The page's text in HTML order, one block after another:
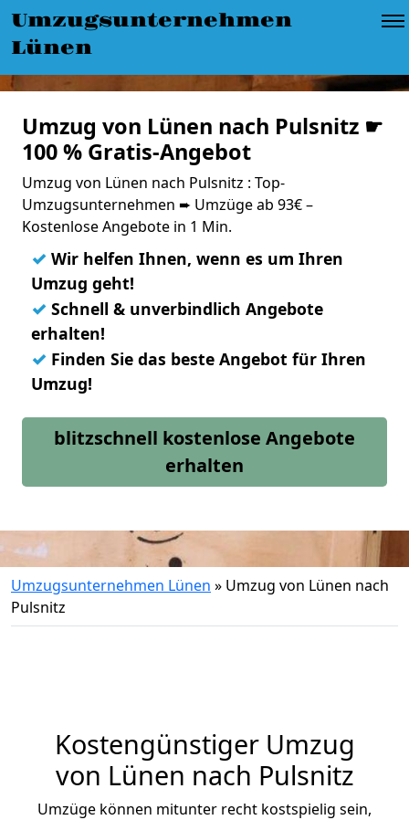
Umzugsunternehmen
Lünen
Umzug von Lünen nach Pulsnitz ☛
100 % Gratis-Angebot
Umzug von Lünen nach Pulsnitz : Top-
Umzugsunternehmen ➨ Umzüge ab 93€ –
Kostenlose Angebote in 1 Min.
✓ Wir helfen Ihnen, wenn es um Ihren
Umzug geht!
✓ Schnell & unverbindlich Angebote
erhalten!
✓ Finden Sie das beste Angebot für Ihren
Umzug!
blitzschnell kostenlose Angebote
erhalten
Umzugsunternehmen Lünen » Umzug von Lünen nach
Pulsnitz
Kostengünstiger Umzug
von Lünen nach Pulsnitz
Umzüge können mitunter recht kostspielig sein,